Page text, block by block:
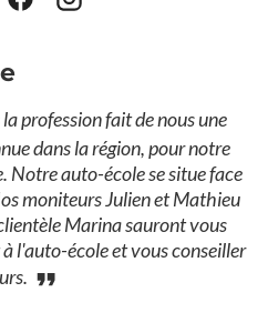
profession fait de nous une
dans la région, pour notre
Notre auto-école se situe face
moniteurs Julien et Mathieu
Marina sauront vous
l'auto-école et vous conseiller